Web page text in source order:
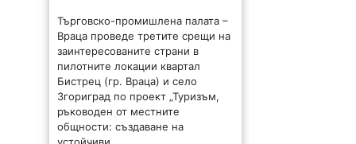
Търговско-промишлена палата –
Враца проведе третите срещи на
заинтересованите страни в
пилотните локации квартал
Бистрец (гр. Враца) и село
Згориград по проект „Туризъм,
ръководен от местните
общности: създаване на
устойчиви...